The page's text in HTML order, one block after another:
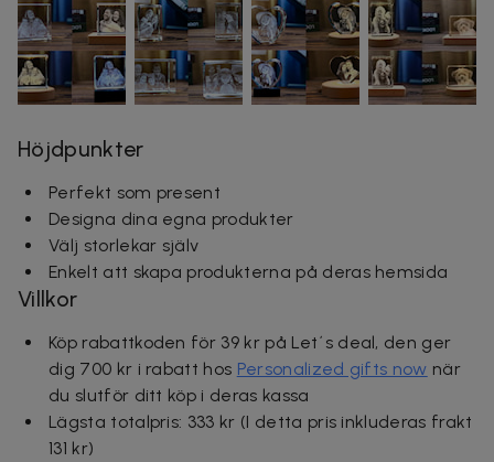
Höjdpunkter
Perfekt som present
Designa dina egna produkter
Välj storlekar själv
Enkelt att skapa produkterna på deras hemsida
Villkor
Köp rabattkoden för 39 kr på Let´s deal, den ger
dig 700 kr i rabatt hos Personalized gifts now när
du slutför ditt köp i deras kassa
Lägsta totalpris: 333 kr (I detta pris inkluderas frakt
131 kr)